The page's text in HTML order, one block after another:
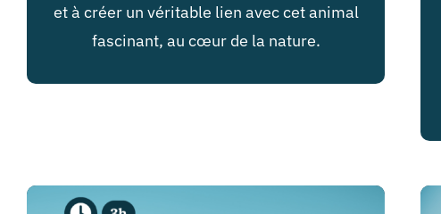
et à créer un véritable lien avec cet animal
fascinant, au cœur de la nature.